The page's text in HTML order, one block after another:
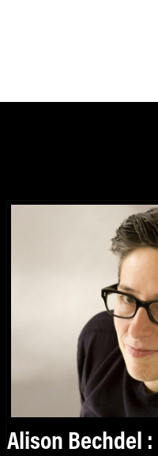
Alison Bechdel :